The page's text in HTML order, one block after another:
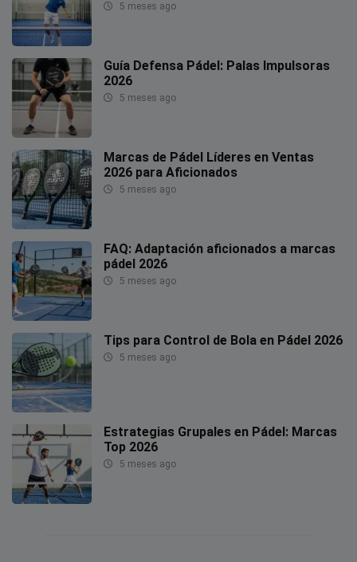
5 meses ago
Guía Defensa Pádel: Palas Impulsoras
2026
5 meses ago
Marcas de Pádel Líderes en Ventas
2026 para Aficionados
5 meses ago
FAQ: Adaptación aficionados a marcas
pádel 2026
5 meses ago
Tips para Control de Bola en Pádel 2026
5 meses ago
Estrategias Grupales en Pádel: Marcas
Top 2026
5 meses ago